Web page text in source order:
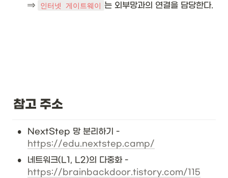
⇒
인터넷 게이트웨이 는 외부망과의 연결을 담당한다.
참고 주소
•
https://edu.nextstep.camp/
•
https://brainbackdoor.tistory.com/115